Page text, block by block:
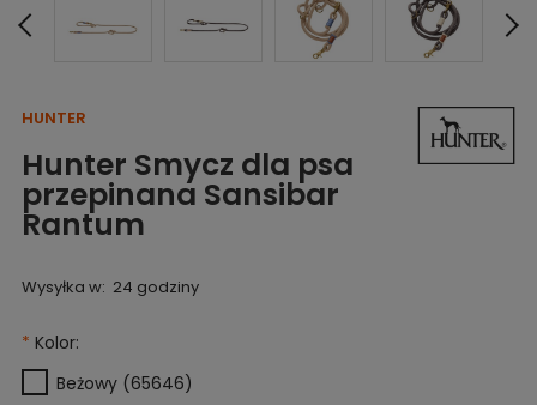
HUNTER
Hunter Smycz dla psa
przepinana Sansibar
Rantum
Wysyłka w: 24 godziny
* Kolor:
Beżowy (65646)